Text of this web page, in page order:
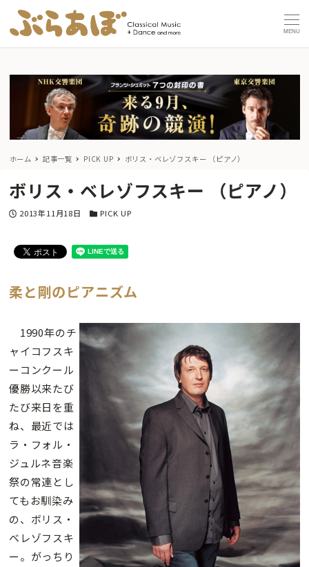
MENU
ホーム 記事一覧 PICK UP ボリス・ベレゾフスキー （ピアノ）
ボリス・ベレゾフスキー （ピアノ）
投稿日
2013年11月18日 カテゴリー
PICK UP
柔と剛のピアニズム
1990年のチ
ャイコフスキ
ーコンクール
優勝以来たび
たび来日を重
ね、最近では
ラ・フォル・
ジュルネ音楽
祭の常連とし
てもお馴染み
の、ボリス・
ベレゾフスキ
ー。がっちり